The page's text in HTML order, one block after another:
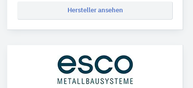
Hersteller ansehen